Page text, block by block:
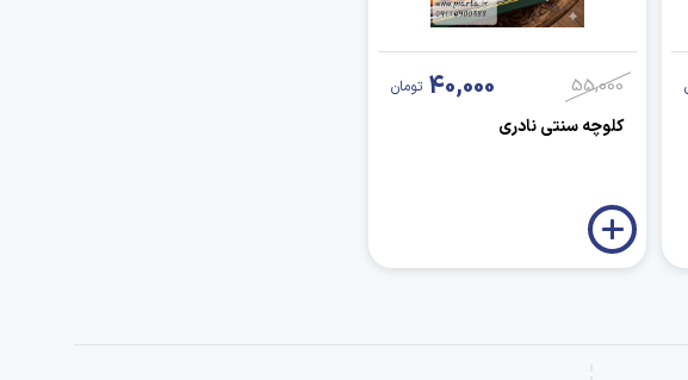
55,000
40,000 تومان
کلوچه سنتی نادری